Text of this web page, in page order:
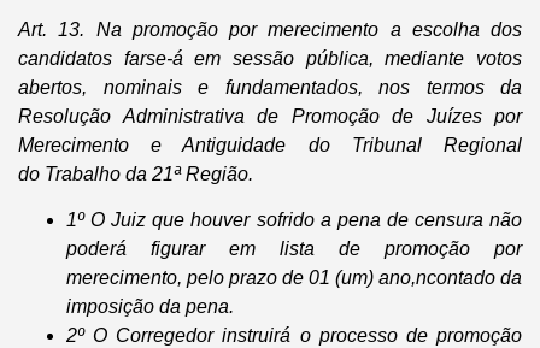
Art. 13. Na promoção por merecimento a escolha dos
candidatos farse-á em sessão pública, mediante votos
abertos, nominais e fundamentados, nos termos da
Resolução Administrativa de Promoção de Juízes por
Merecimento e Antiguidade do Tribunal Regional
do Trabalho da 21ª Região.
1º O Juiz que houver sofrido a pena de censura não
poderá figurar em lista de promoção por
merecimento, pelo prazo de 01 (um) ano,ncontado da
imposição da pena.
2º O Corregedor instruirá o processo de promoção